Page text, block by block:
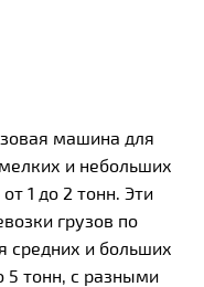
машина для
и небольших
1 до 2 тонн. Эти
грузов по
средних и больших
5 тонн, с разными